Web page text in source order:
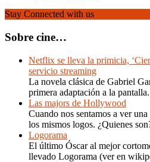
Stay Connected with us
Sobre cine…
Netflix se lleva la primicia,
servicio streaming
La novela clásica de Gabriel
primera adaptación a la
Las majors de Hollywood
Cuando nos sentamos a ver
los mismos logos. ¿Quienes
Logorama
El último Óscar al mejor
llevado Logorama (ver en